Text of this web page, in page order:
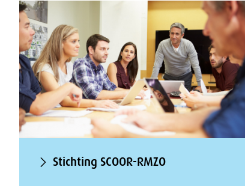
Stichting SCOOR-RMZO